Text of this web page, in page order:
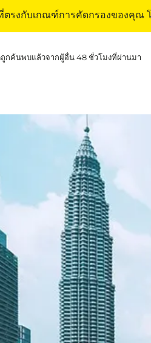
ตรงกับเกณฑ์การคัดกรองของคุณ
กค้นพบแล้วจากผู้อื่น 48 ชั่วโมงที่ผ่านมา